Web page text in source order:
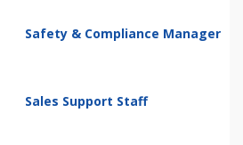
Safety & Compliance Manager
Sales Support Staff